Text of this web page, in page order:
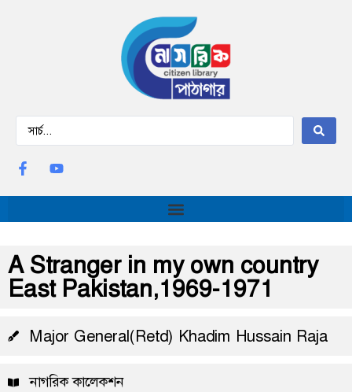
A Stranger in my own country
East Pakistan,1969-1971
Major General(Retd) Khadim Hussain Raja
নাগরিক কালেকশন